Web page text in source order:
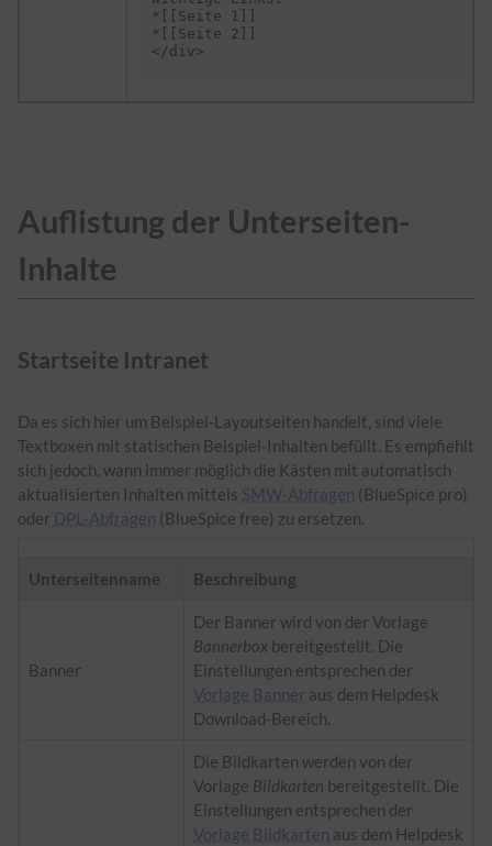
*[[Seite 1]]
*[[Seite 2]]
Auflistung der Unterseiten-
Inhalte
Startseite Intranet
Da es sich hier um Beispiel-Layoutseiten handelt, sind viele
Textboxen mit statischen Beispiel-Inhalten befüllt. Es empfiehlt
sich jedoch, wann immer möglich die Kästen mit automatisch
aktualisierten Inhalten mittels SMW-Abfragen (BlueSpice pro)
oder DPL-Abfragen (BlueSpice free) zu ersetzen.
Unterseitenname Beschreibung
Banner
Der Banner wird von der Vorlage
Bannerbox bereitgestellt. Die
Einstellungen entsprechen der
Vorlage Banner aus dem Helpdesk
Download-Bereich.
Die Bildkarten werden von der
Vorlage Bildkarten bereitgestellt. Die
Einstellungen entsprechen der
Vorlage Bildkarten aus dem Helpdesk